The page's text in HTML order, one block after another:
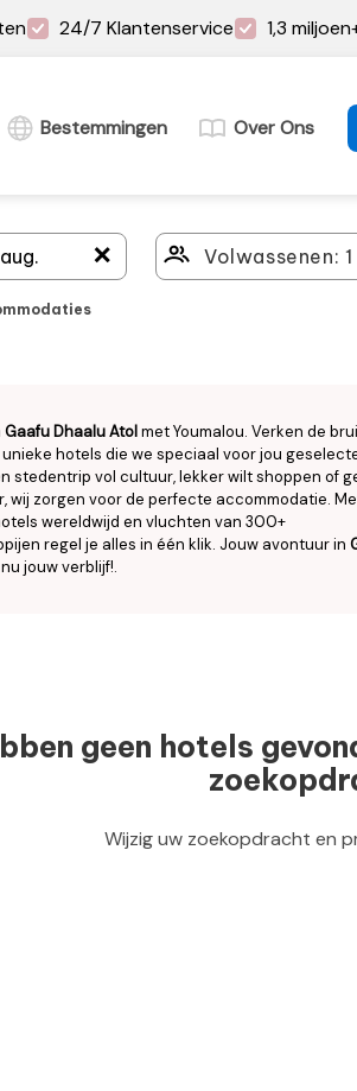
24/7 Klantenservice 1,3
Bestemmingen Over Ons
＋
Gaafu Dhaalu Atolmet Youmalou. Verken de
hotels die we speciaal voor jou
stedentrip vol cultuur, lekker wilt shoppen of
wij zorgen voor de perfecte accommodatie.
wereldwijd en vluchten van 300+
regel je alles in één klik. Jouw avontuur in
jouw verblijf!.
geen hotels
Wijzig uw zoekopdracht en